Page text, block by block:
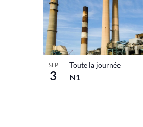
SEP
3
Toute la journée
N1